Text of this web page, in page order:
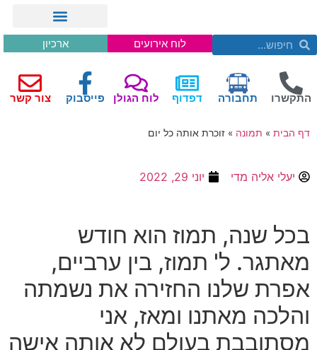
לוח אירועים ארכיון
התקשרו תחבורה דפדוף לוח הגולן פייסבוק צור קשר
דף הבית » תמונה » זוכרת אותה כל יום
יעלי אליה מדי יוני 29, 2022
בכל שנה, תמוז הוא חודש
מאתגר. ל' תמוז, בין ערביים,
אפרת שלנו החזירה את נשמתה
והלכה מאתנו ומאז, אני
מסתובבת בעולם לא אותה אישה